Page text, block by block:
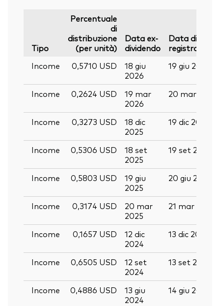
Tipo
Percentuale
di
distribuzione
(per unità)
Data ex-
dividendo
Data di
registrazione
Income
0,5710 USD
18 giu
2026
19 giu 2026
Income 0,2624 USD
19 mar
2026
20 mar 2026
Income 0,3273 USD
18 dic
2025
19 dic 2025
Income 0,5306 USD
18 set
2025
19 set 2025
Income 0,5803 USD
19 giu
2025
20 giu 2025
Income 0,3174 USD
20 mar
2025
21 mar 2025
Income 0,1657 USD
12 dic
2024
13 dic 2024
Income 0,6505 USD
12 set
2024
13 set 2024
Income 0,4886 USD
13 giu
2024
14 giu 2024